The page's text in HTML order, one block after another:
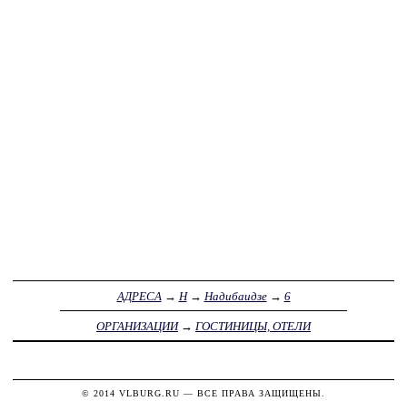
АДРЕСА → Н→ Надибаидзе→ 6
ОРГАНИЗАЦИИ→ ГОСТИНИЦЫ, ОТЕЛИ
© 2014 VLBURG.RU — ВСЕ ПРАВА ЗАЩИЩЕНЫ.